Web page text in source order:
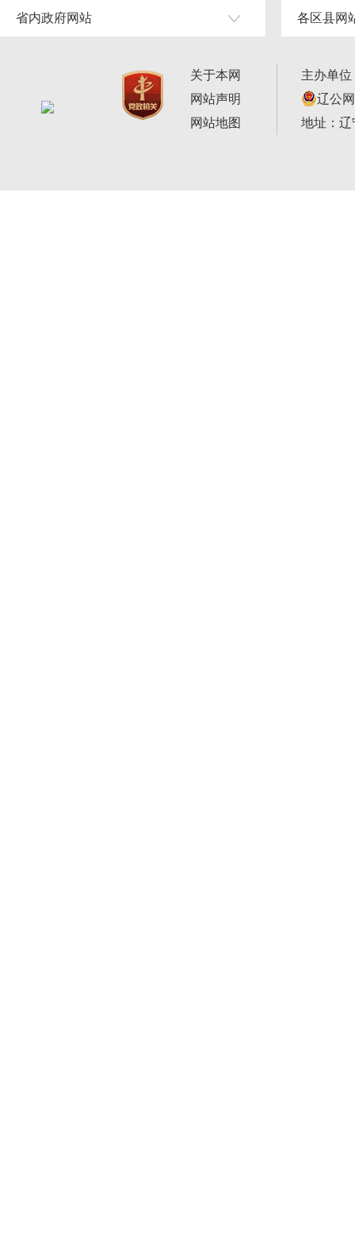
省内政府网站 各区县网
关于本网
网站声明
网站地图
主办单
辽公
地址：辽